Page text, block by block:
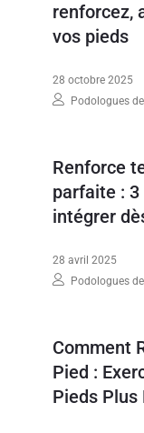
renforcez,
vos pieds
28 octobre 2025
Podologues
Renforce
parfaite :
intégrer
28 avril 2025
Podologues
Comment
Pied :
Pieds Plus